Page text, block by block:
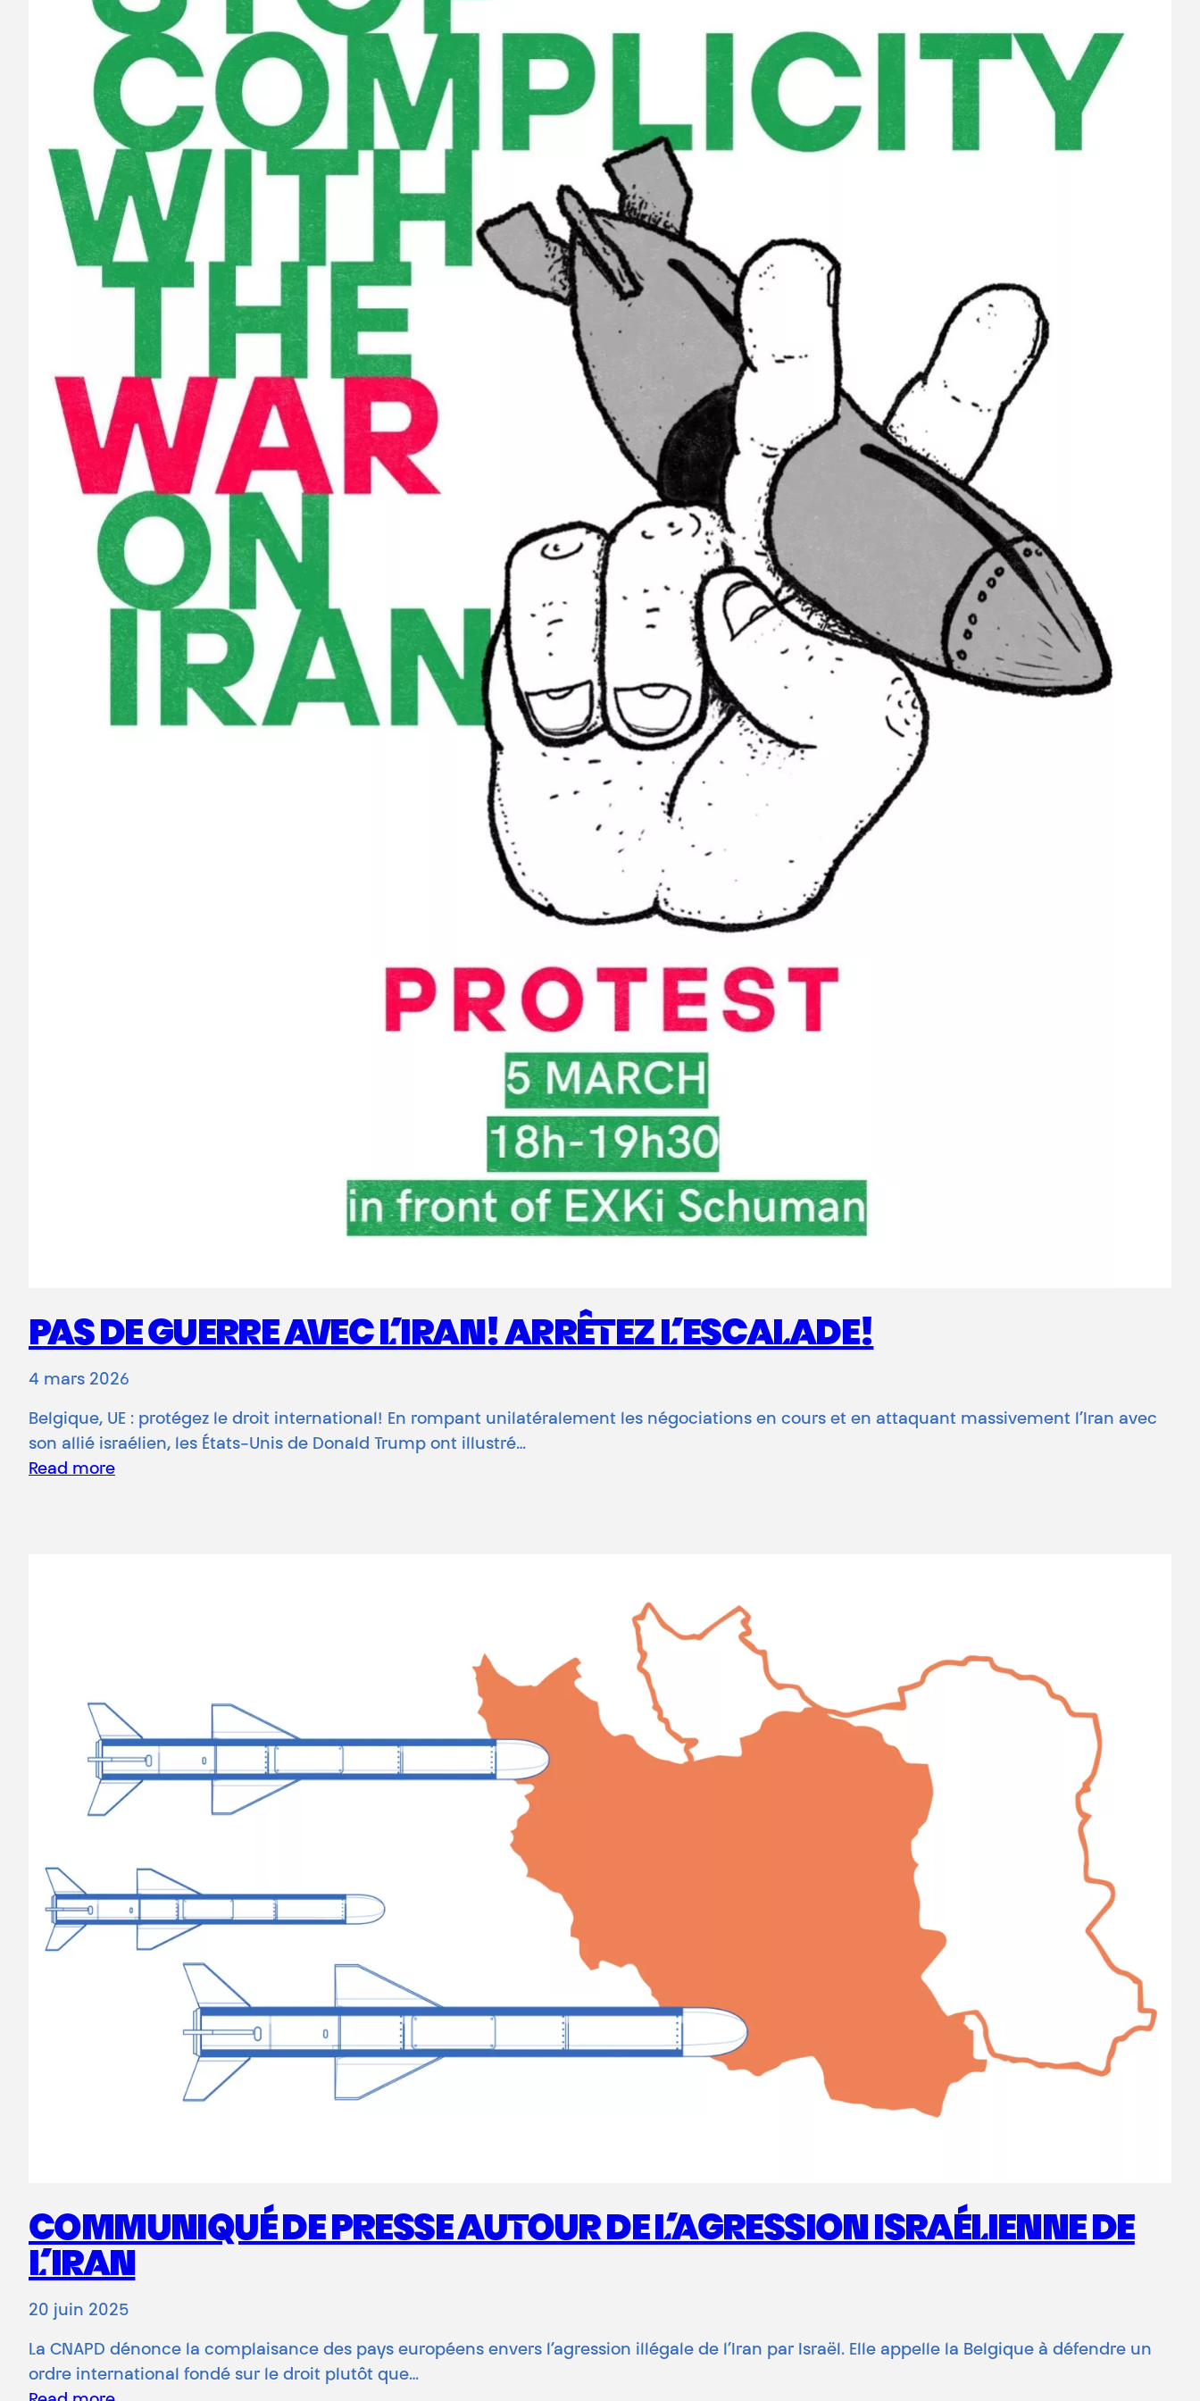
PAS DE GUERRE AVEC L’IRAN! ARRÊTEZ L’ESCALADE!
4 mars 2026
Belgique, UE : protégez le droit international! En rompant unilatéralement les négociations en cours et en attaquant massivement l’Iran avec
son allié israélien, les États-Unis de Donald Trump ont illustré…
Read more
COMMUNIQUÉ DE PRESSE AUTOUR DE L’AGRESSION ISRAÉLIENNE DE
L’IRAN
20 juin 2025
La CNAPD dénonce la complaisance des pays européens envers l’agression illégale de l’Iran par Israël. Elle appelle la Belgique à défendre un
ordre international fondé sur le droit plutôt que…